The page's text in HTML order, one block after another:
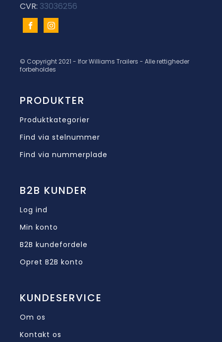
CVR: 33036256
© Copyright 2021 - Ifor Williams Trailers - Alle rettigheder
forbeholdes
PRODUKTER
Produktkategorier
Find via stelnummer
Find via nummerplade
B2B KUNDER
Log ind
Min konto
B2B kundefordele
Opret B2B konto
KUNDESERVICE
Om os
Kontakt os